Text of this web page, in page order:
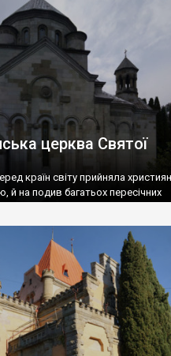
(postaki)…” “Вино. Крим
вино і його вдосталь: воно все
церква Святої
країн світу прийняла
й на подив багатьох пересічних